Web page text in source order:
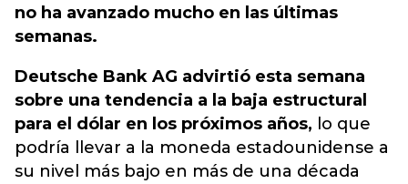
no ha avanzado mucho en las últimas
semanas.
Deutsche Bank AG advirtió esta semana
sobre una tendencia a la baja estructural
para el dólar en los próximos años, lo que
podría llevar a la moneda estadounidense a
su nivel más bajo en más de una década